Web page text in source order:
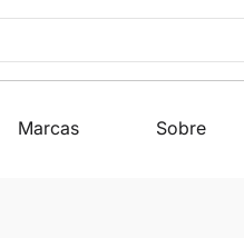
Marcas Sobre